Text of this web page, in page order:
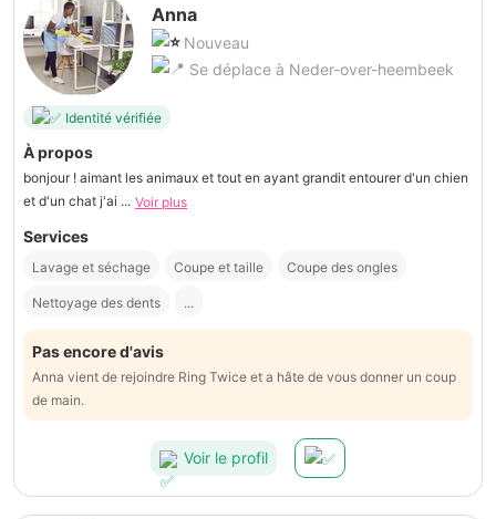
Anna
Nouveau
Se déplace à Neder-over-heembeek
Identité vérifiée
À propos
bonjour ! aimant les animaux et tout en ayant grandit entourer d'un chien
et d'un chat j'ai ... Voir plus
Services
Lavage et séchage Coupe et taille Coupe des ongles
Nettoyage des dents ...
Pas encore d'avis
Anna vient de rejoindre Ring Twice et a hâte de vous donner un coup
de main.
Voir le profil